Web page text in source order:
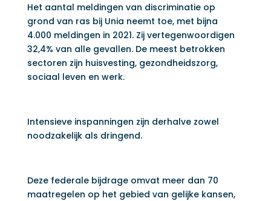
Het aantal meldingen van discriminatie op
grond van ras bij Unia neemt toe, met bijna
4.000 meldingen in 2021. Zij vertegenwoordigen
32,4% van alle gevallen. De meest betrokken
sectoren zijn huisvesting, gezondheidszorg,
sociaal leven en werk.
Intensieve inspanningen zijn derhalve zowel
noodzakelijk als dringend.
Deze federale bijdrage omvat meer dan 70
maatregelen op het gebied van gelijke kansen,